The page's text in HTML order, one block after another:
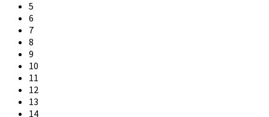
5
6
7
8
9
10
11
12
13
14